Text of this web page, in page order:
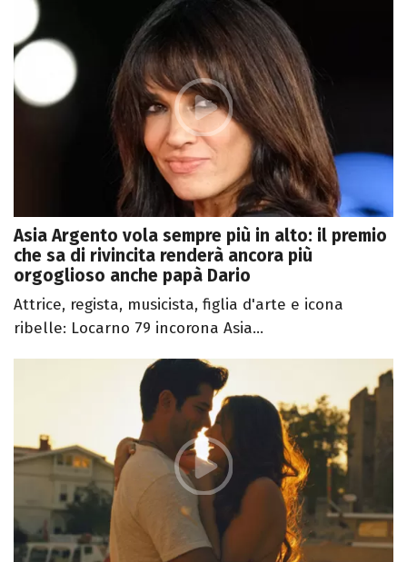
Asia Argento vola sempre più in alto: il premio
che sa di rivincita renderà ancora più
orgoglioso anche papà Dario
Attrice, regista, musicista, figlia d'arte e icona
ribelle: Locarno 79 incorona Asia...